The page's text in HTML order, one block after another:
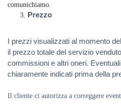
comunichiamo.
Prezzo
I prezzi visualizzati al momento
il prezzo totale del servizio
commissioni e altri oneri.
chiaramente indicati prima della
Il cliente ci autorizza a correggere